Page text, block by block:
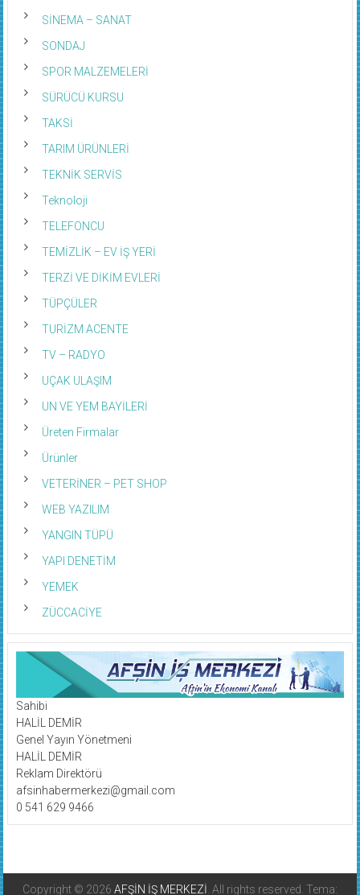
SİNEMA – SANAT
SONDAJ
SPOR MALZEMELERİ
SÜRÜCÜ KURSU
TAKSİ
TARIM ÜRÜNLERİ
TEKNİK SERVİS
Teknoloji
TELEFONCU
TEMİZLİK – EV İŞ YERİ
TERZİ VE DİKİM EVLERİ
TÜPÇÜLER
TURİZM ACENTE
TV – RADYO
UÇAK ULAŞIM
UN VE YEM BAYİLERİ
Üreten Firmalar
Ürünler
VETERİNER – PET SHOP
WEB YAZILIM
YANGIN TÜPÜ
YAPI DENETİM
YEMEK
ZÜCCACİYE
Sahibi
HALİL DEMİR
Genel Yayın Yönetmeni
HALİL DEMİR
Reklam Direktörü
afsinhabermerkezi@gmail.com
0 541 629 9466
Copyright © 2026 AFŞİN İŞ MERKEZİ . All rights reserved. Tema: